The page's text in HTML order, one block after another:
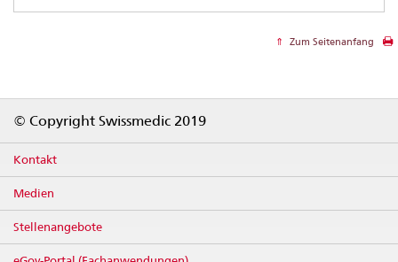
Zum Seitenanfang
© Copyright Swissmedic 2019
Kontakt
Medien
Stellenangebote